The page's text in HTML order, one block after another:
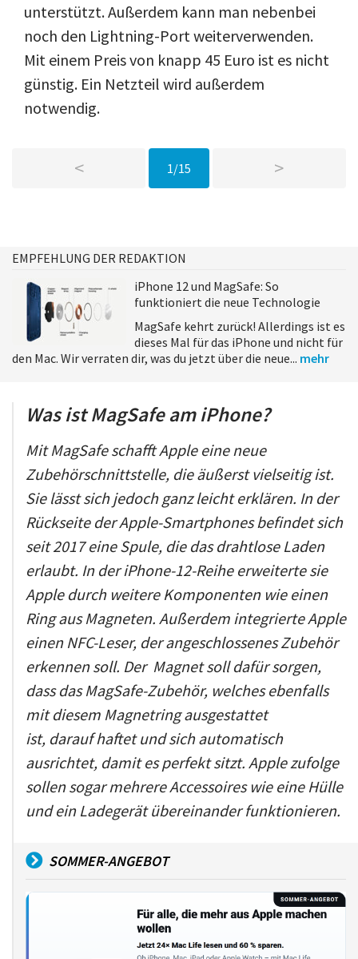
unterstützt. Außerdem kann man nebenbei
noch den Lightning-Port weiterverwenden.
Mit einem Preis von knapp 45 Euro ist es nicht
günstig. Ein Netzteil wird außerdem
notwendig.
< 1/15 >
EMPFEHLUNG DER REDAKTION
iPhone 12 und MagSafe: So
funktioniert die neue Technologie
MagSafe kehrt zurück! Allerdings ist es
dieses Mal für das iPhone und nicht für
den Mac. Wir verraten dir, was du jetzt über die neue... mehr
Was ist MagSafe am iPhone?
Mit MagSafe schafft Apple eine neue
Zubehörschnittstelle, die äußerst vielseitig ist.
Sie lässt sich jedoch ganz leicht erklären. In der
Rückseite der Apple-Smartphones befindet sich
seit 2017 eine Spule, die das drahtlose Laden
erlaubt. In der iPhone-12-Reihe erweiterte sie
Apple durch weitere Komponenten wie einen
Ring aus Magneten. Außerdem integrierte Apple
einen NFC-Leser, der angeschlossenes Zubehör
erkennen soll. Der Magnet soll dafür sorgen,
dass das MagSafe-Zubehör, welches ebenfalls
mit diesem Magnetring ausgestattet
ist, darauf haftet und sich automatisch
ausrichtet, damit es perfekt sitzt. Apple zufolge
sollen sogar mehrere Accessoires wie eine Hülle
und ein Ladegerät übereinander funktionieren.
SOMMER-ANGEBOT